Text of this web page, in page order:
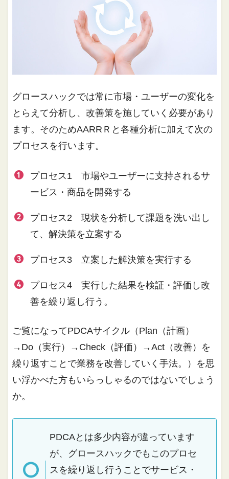
グロースハックでは常に市場・ユーザーの変化を
とらえて分析し、改善策を施していく必要があり
ます。そのためAARRＲと各種分析に加えて次の
プロセスを行います。
プロセス1 市場やユーザーに支持されるサ
ービス・商品を開発する
プロセス2 現状を分析して課題を洗い出し
て、解決策を立案する
プロセス3 立案した解決策を実行する
プロセス4 実行した結果を検証・評価し改
善を繰り返し行う。
ご覧になってPDCAサイクル（Plan（計画）
→Do（実行）→Check（評価）→Act（改善）を
繰り返すことで業務を改善していく手法。）を思
い浮かべた方もいらっしゃるのではないでしょう
か。
PDCAとは多少内容が違っています
が、グロースハックでもこのプロセ
スを繰り返し行うことでサービス・